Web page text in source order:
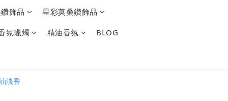
飾品 星彩莫桑鑽飾品
氛蠟燭 精油香氛 BLOG